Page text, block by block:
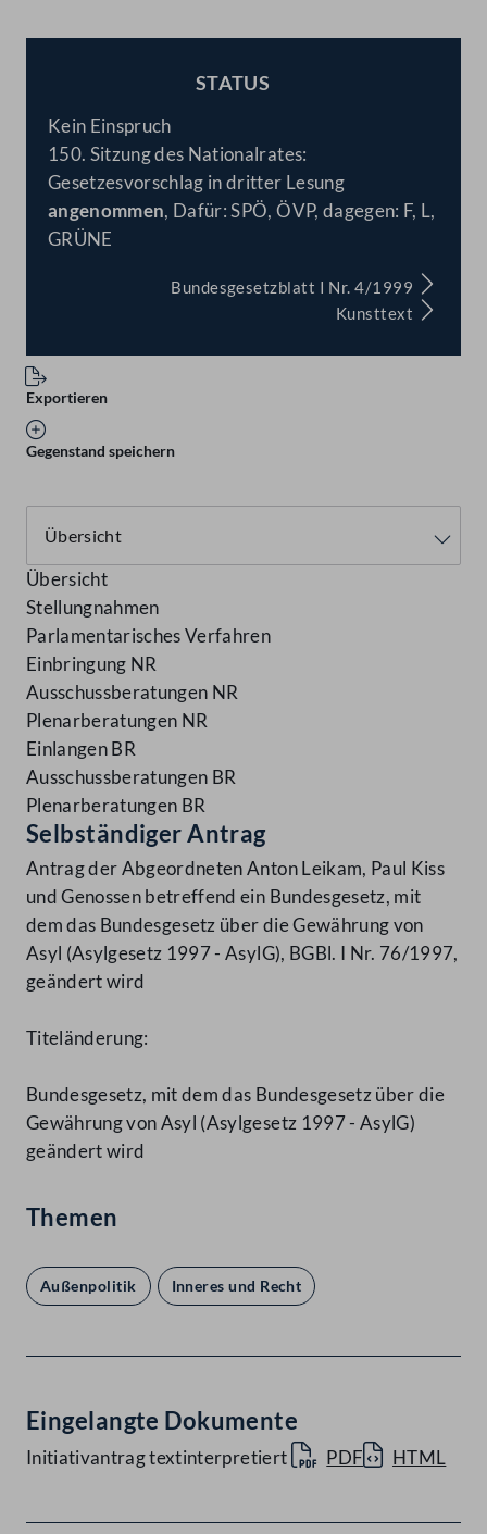
STATUS
Kein Einspruch
150. Sitzung des Nationalrates:
Gesetzesvorschlag in dritter Lesung
angenommen, Dafür: SPÖ, ÖVP, dagegen: F, L,
GRÜNE
Bundesgesetzblatt I Nr. 4/1999
Kunsttext
Exportieren
Gegenstand speichern
Übersicht
Stellungnahmen
Parlamentarisches Verfahren
Einbringung NR
Ausschussberatungen NR
Plenarberatungen NR
Einlangen BR
Ausschussberatungen BR
Plenarberatungen BR
Selbständiger Antrag
Antrag der Abgeordneten Anton Leikam, Paul Kiss
und Genossen betreffend ein Bundesgesetz, mit
dem das Bundesgesetz über die Gewährung von
Asyl (Asylgesetz 1997 - AsylG), BGBl. I Nr. 76/1997,
geändert wird
Titeländerung:
Bundesgesetz, mit dem das Bundesgesetz über die
Gewährung von Asyl (Asylgesetz 1997 - AsylG)
geändert wird
Themen
Außenpolitik Inneres und Recht
Eingelangte Dokumente
Initiativantrag textinterpretiert PDF HTML